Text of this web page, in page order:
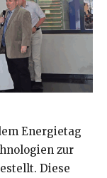
Energietag
zur
Diese